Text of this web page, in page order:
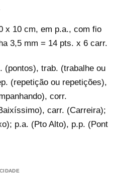
x 10 cm, em p.a., com fio
3,5 mm = 14 pts. x 6 carr.
(pontos), trab. (trabalhe ou
(repetição ou repetições),
corr.
carr. (Carreira);
p.a. (Pto Alto), p.p. (Pont